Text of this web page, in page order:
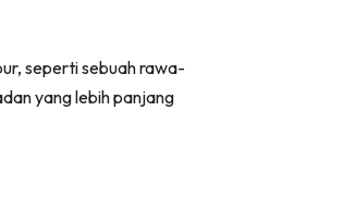
seperti sebuah rawa-
yang lebih panjang